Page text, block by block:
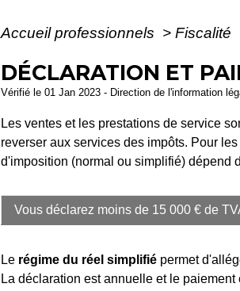
Accueil professionnels > Fiscalité
DÉCLARATION ET
Vérifié le 01 Jan 2023 - Direction de l'information
Les ventes et les prestations de service
reverser aux services des impôts. Pour
d'imposition (normal ou simplifié) dépend
Vous déclarez moins de 15 000 € de
Le régime du réel simplifié permet
La déclaration est annuelle et le paiement